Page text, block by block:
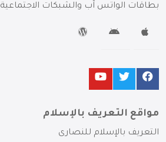
بطاقات الواتس آب والشبكات الاجتماعية
مواقع التعريف بالإسلام
التعريف بالإسلام للنصارى